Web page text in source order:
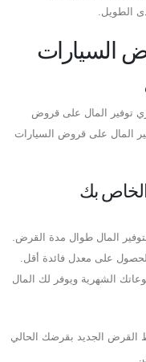
الطويل.
السيارات
توفير المال على قروض
المال على قروض السيارات
بك
المال طوال مدة القرض.
على معدل فائدة أقل.
الشهرية ويوفر لك المال
القرض الجديد بقرضك الحالي